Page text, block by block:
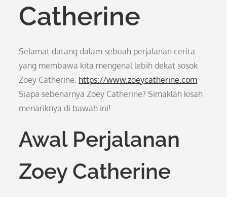
Catherine
Selamat datang dalam sebuah perjalanan cerita
yang membawa kita mengenal lebih dekat sosok
Zoey Catherine. https://www.zoeycatherine.com
Siapa sebenarnya Zoey Catherine? Simaklah kisah
menariknya di bawah ini!
Awal Perjalanan
Zoey Catherine